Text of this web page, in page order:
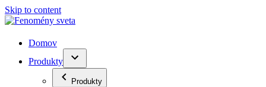
Skip to content
Domov
Produkty
Produkty